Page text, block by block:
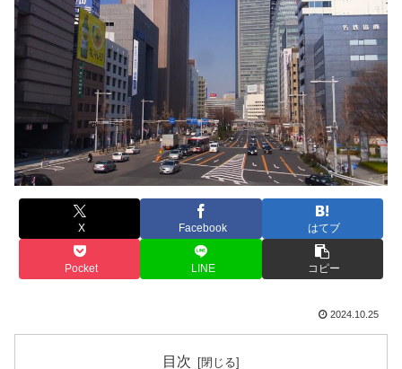
X Facebook はてブ
Pocket LINE コピー
2024.10.25
目次